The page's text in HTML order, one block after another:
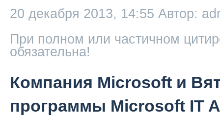
20 декабря 2013, 14:55 Автор:
При полном или частичном
обязательна!
Компания Microsoft и
программы Microsoft IT